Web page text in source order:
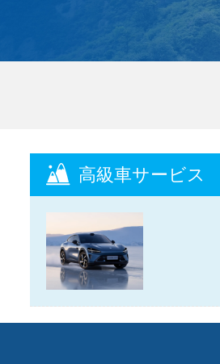
高級車サービス